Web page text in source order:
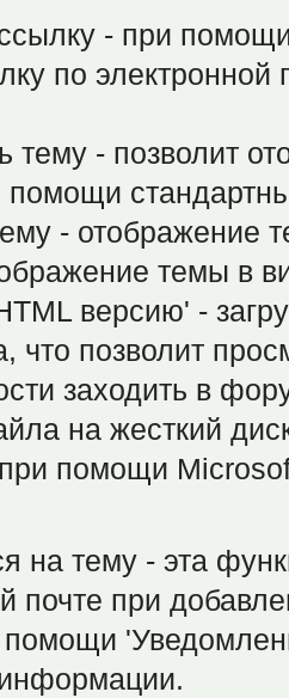
- при
по
тему - позволит
помощи
-
темы в
версию' -
что позволит
заходить в
на жесткий
помощи
на тему - эта
почте при